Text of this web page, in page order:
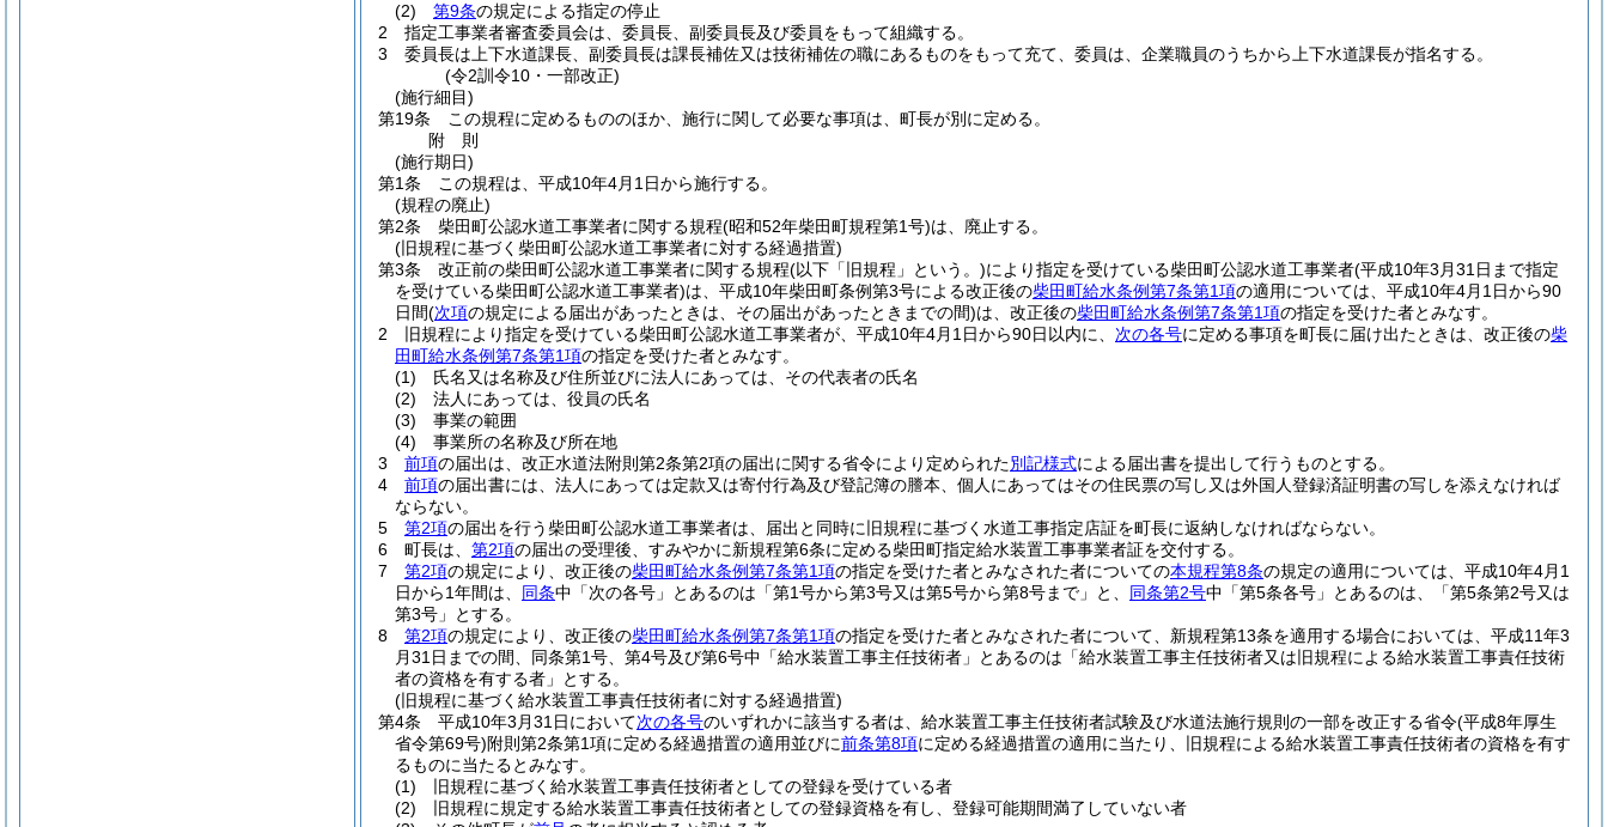
(2)
第9条の規定による指定の停止
2
指定工事業者審査委員会は、委員長、副委員長及び委員をもって組織する。
3
委員長は上下水道課長、副委員長は課長補佐又は技術補佐の職にあるものをもって充て、委員は、企業職員のうちから上下水道課長が指名する。
(令2訓令10・一部改正)
(施行細目)
第19条
この規程に定めるもののほか、施行に関して必要な事項は、町長が別に定める。
附 則
(施行期日)
第1条
この規程は、平成10年4月1日から施行する。
(規程の廃止)
第2条
柴田町公認水道工事業者に関する規程(昭和52年柴田町規程第1号)は、廃止する。
(旧規程に基づく柴田町公認水道工事業者に対する経過措置)
第3条
改正前の柴田町公認水道工事業者に関する規程(以下「旧規程」という。)により指定を受けている柴田町公認水道工事業者(平成10年3月31日まで指定
を受けている柴田町公認水道工事業者)は、平成10年柴田町条例第3号による改正後の柴田町給水条例第7条第1項の適用については、平成10年4月1日から90
日間(次項の規定による届出があったときは、その届出があったときまでの間)は、改正後の柴田町給水条例第7条第1項の指定を受けた者とみなす。
2
旧規程により指定を受けている柴田町公認水道工事業者が、平成10年4月1日から90日以内に、 次の各号に定める事項を町長に届け出たときは、改正後の柴
田町給水条例第7条第1項の指定を受けた者とみなす。
(1)
氏名又は名称及び住所並びに法人にあっては、その代表者の氏名
(2)
法人にあっては、役員の氏名
(3)
事業の範囲
(4)
事業所の名称及び所在地
3
前項の届出は、改正水道法附則第2条第2項の届出に関する省令により定められた別記様式による届出書を提出して行うものとする。
4
前項の届出書には、法人にあっては定款又は寄付行為及び登記簿の謄本、個人にあってはその住民票の写し又は外国人登録済証明書の写しを添えなければ
ならない。
5
第2項の届出を行う柴田町公認水道工事業者は、届出と同時に旧規程に基づく水道工事指定店証を町長に返納しなければならない。
6
町長は、 第2項の届出の受理後、すみやかに新規程第6条に定める柴田町指定給水装置工事事業者証を交付する。
7
第2項の規定により、改正後の柴田町給水条例第7条第1項の指定を受けた者とみなされた者についての本規程第8条の規定の適用については、平成10年4月1
日から1年間は、 同条中「次の各号」とあるのは「第1号から第3号又は第5号から第8号まで」と、 同条第2号中「第5条各号」とあるのは、「第5条第2号又は
第3号」とする。
8
第2項の規定により、改正後の柴田町給水条例第7条第1項の指定を受けた者とみなされた者について、新規程第13条を適用する場合においては、平成11年3
月31日までの間、同条第1号、第4号及び第6号中「給水装置工事主任技術者」とあるのは「給水装置工事主任技術者又は旧規程による給水装置工事責任技術
者の資格を有する者」とする。
(旧規程に基づく給水装置工事責任技術者に対する経過措置)
第4条
平成10年3月31日において次の各号のいずれかに該当する者は、給水装置工事主任技術者試験及び水道法施行規則の一部を改正する省令(平成8年厚生
省令第69号)附則第2条第1項に定める経過措置の適用並びに前条第8項に定める経過措置の適用に当たり、旧規程による給水装置工事責任技術者の資格を有す
るものに当たるとみなす。
(1)
旧規程に基づく給水装置工事責任技術者としての登録を受けている者
(2)
旧規程に規定する給水装置工事責任技術者としての登録資格を有し、登録可能期間満了していない者